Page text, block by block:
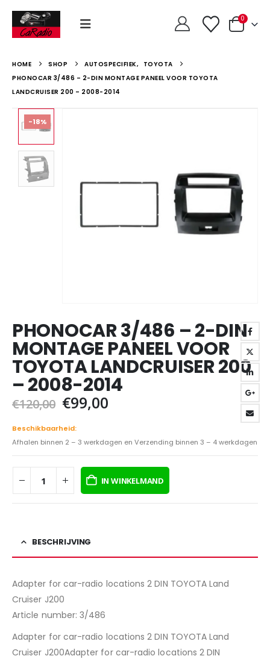
0
HOME SHOP AUTOSPECIFIEK,
TOYOTA
PHONOCAR 3/486 – 2-DIN MONTAGE PANEEL VOOR TOYOTA
LANDCRUISER 200 – 2008-2014
-18%
PHONOCAR 3/486 – 2-DIN
MONTAGE PANEEL VOOR
TOYOTA LANDCRUISER 200
– 2008-2014
€120,00 Oorspronkelijke
prijs
was:
€120,00.
€99,00
€99,00.
Beschikbaarheid:
Afhalen binnen 2 – 3 werkdagen en Verzending binnen 3 – 4 werkdagen
IN WINKELMAND
BESCHRIJVING
Adapter for car-radio locations 2 DIN TOYOTA Land
Cruiser J200
Article number: 3/486
Adapter for car-radio locations 2 DIN TOYOTA Land
Cruiser J200Adapter for car-radio locations 2 DIN